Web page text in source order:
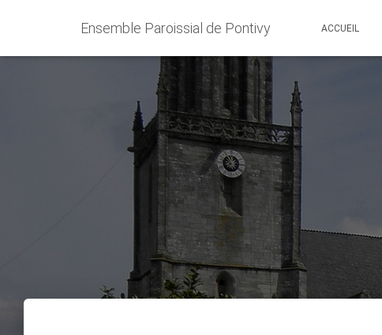
Ensemble Paroissial de Pontivy ACCUEIL